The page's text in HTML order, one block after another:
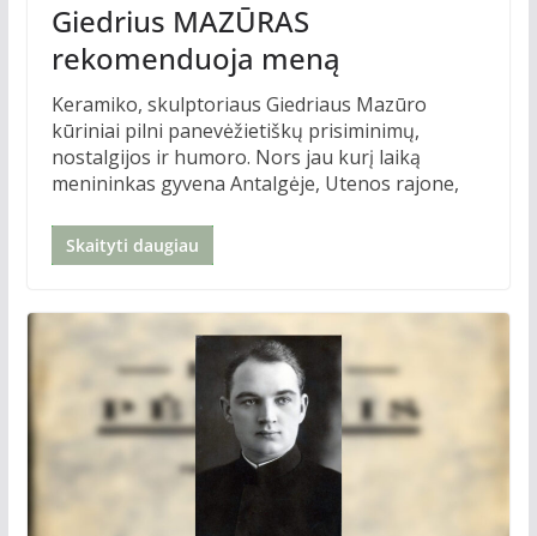
Giedrius MAZŪRAS
rekomenduoja meną
Keramiko, skulptoriaus Giedriaus Mazūro
kūriniai pilni panevėžietiškų prisiminimų,
nostalgijos ir humoro. Nors jau kurį laiką
menininkas gyvena Antalgėje, Utenos rajone,
Skaityti daugiau